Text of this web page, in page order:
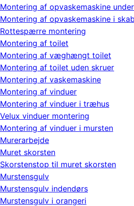
Montering af opvaskemaskine
Montering af opvaskemaskine i skab
Rottespærre montering
Montering af toilet
Montering af væghængt toilet
Montering af toilet uden skruer
Montering af vaskemaskine
Montering af vinduer
Montering af vinduer i træhus
Velux vinduer montering
Montering af vinduer i mursten
Murerarbejde
Muret skorsten
Skorstenstop til muret skorsten
Murstensgulv
Murstensgulv indendørs
Murstensgulv i orangeri